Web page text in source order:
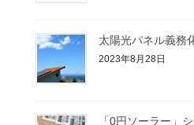
太陽光パネル義務
2023年8月28日
「0円ソーラー」